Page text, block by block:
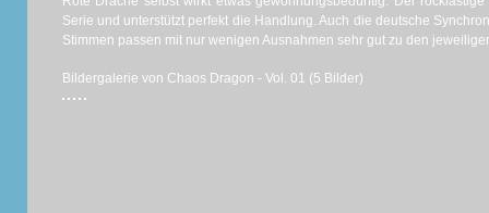
Serie und unterstützt perfekt die Handlung. Auch die deutsche
Stimmen passen mit nur wenigen Ausnahmen sehr gut zu den
Bildergalerie von Chaos Dragon - Vol. 01 (5 Bilder)